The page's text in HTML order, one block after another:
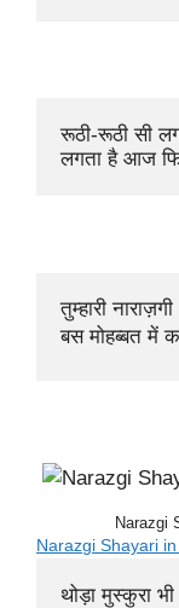
रूठी-रूठी सी
लगता है आज
तुम्हारी
बस मोहब्बत में
Narazgi
Narazgi Shayari in
थोड़ा मुस्कुरा